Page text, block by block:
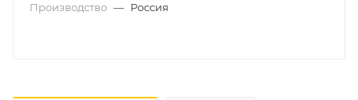
Производство — Россия